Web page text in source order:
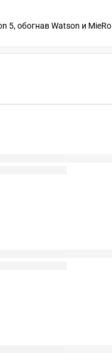
5, обогнав Watson и MieRo